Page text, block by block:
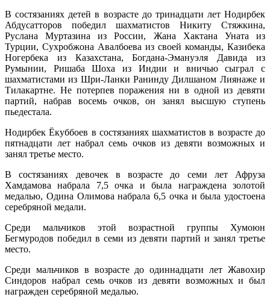
В состязаниях детей в возрасте до тринадцати лет Нодирбек
Абдусатторов победил шахматистов Никиту Стяжкина,
Руслана Муртазина из России, Жана Хактана Уната из
Турции, Сухробжона Авалбоева из своей команды, Казибека
Ногербека из Казахстана, Богдана-Эмануэля Давида из
Румынии, Ришаба Шоха из Индии и вничью сыграл с
шахматистами из Шри-Ланки Ранинду Дилшаном Лиянаже и
Тилакартне. Не потерпев поражения ни в одной из девяти
партий, набрав восемь очков, он занял высшую ступень
пьедестала.
Нодирбек Ёкуббоев в состязаниях шахматистов в возрасте до
пятнадцати лет набрал семь очков из девяти возможных и
занял третье место.
В состязаниях девочек в возрасте до семи лет Афруза
Хамдамова набрала 7,5 очка и была награждена золотой
медалью, Одина Олимова набрала 6,5 очка и была удостоена
серебряной медали.
Среди мальчиков этой возрастной группы Хумоюн
Бегмуродов победил в семи из девяти партий и занял третье
место.
Среди мальчиков в возрасте до одиннадцати лет Жавохир
Синдоров набрал семь очков из девяти возможных и был
награжден серебряной медалью.